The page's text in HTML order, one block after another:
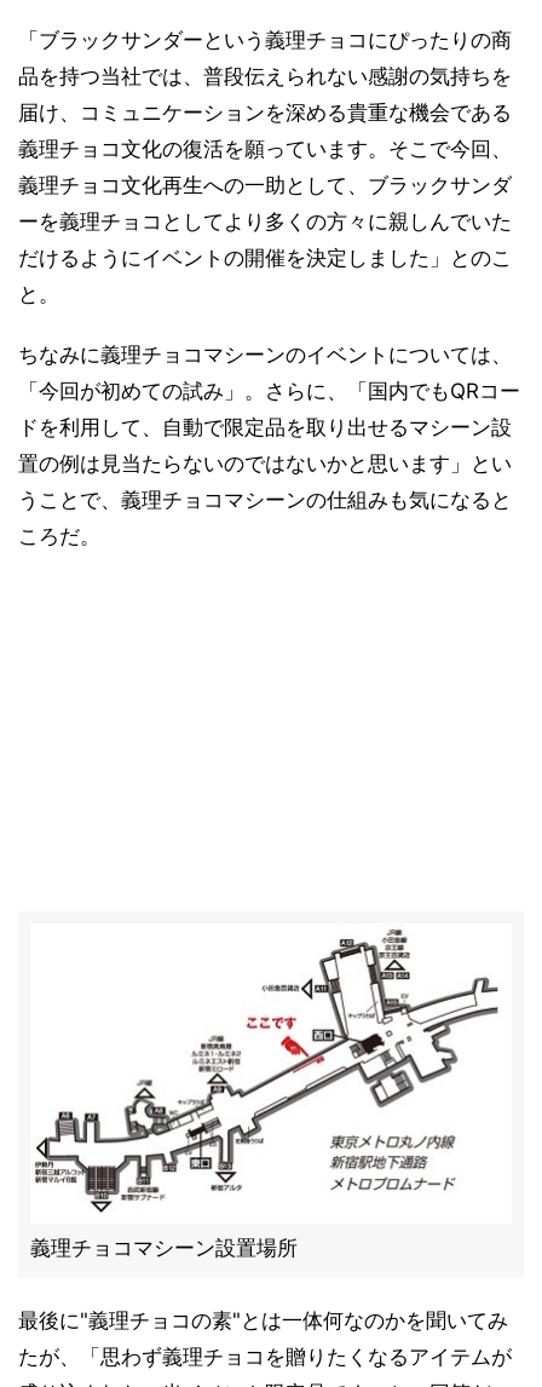
「ブラックサンダーという義理チョコにぴったりの商
品を持つ当社では、普段伝えられない感謝の気持ちを
届け、コミュニケーションを深める貴重な機会である
義理チョコ文化の復活を願っています。そこで今回、
義理チョコ文化再生への一助として、ブラックサンダ
ーを義理チョコとしてより多くの方々に親しんでいた
だけるようにイベントの開催を決定しました」とのこ
と。
ちなみに義理チョコマシーンのイベントについては、
「今回が初めての試み」。さらに、「国内でもQRコー
ドを利用して、自動で限定品を取り出せるマシーン設
置の例は見当たらないのではないかと思います」とい
うことで、義理チョコマシーンの仕組みも気になると
ころだ。
義理チョコマシーン設置場所
最後に"義理チョコの素"とは一体何なのかを聞いてみ
たが、「思わず義理チョコを贈りたくなるアイテムが